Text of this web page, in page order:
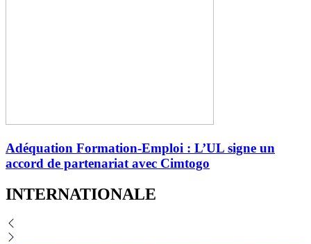
Adéquation Formation-Emploi : L’UL signe un
accord de partenariat avec Cimtogo
INTERNATIONALE